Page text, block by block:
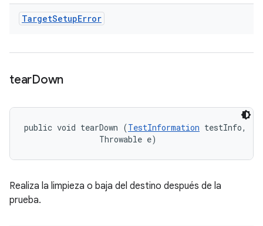
TargetSetupError
tearDown
public void tearDown (TestInformation testInfo,
                Throwable e)
Realiza la limpieza o baja del destino después de la
prueba.